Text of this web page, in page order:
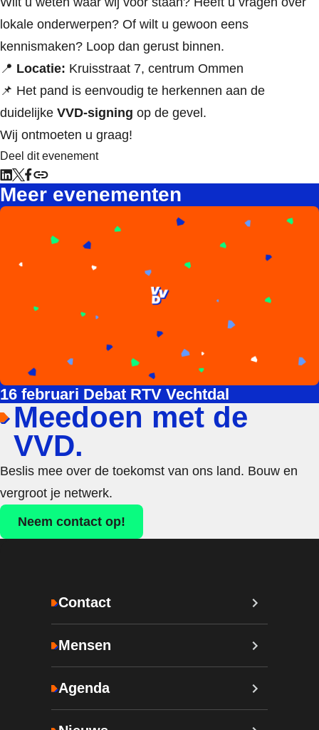
lokale onderwerpen? Of wilt u gewoon eens
kennismaken? Loop dan gerust binnen.
📍 Locatie: Kruisstraat 7, centrum Ommen
📌 Het pand is eenvoudig te herkennen aan de
duidelijke VVD-signing op de gevel.
Wij ontmoeten u graag!
Deel dit evenement
Meer evenementen
16 februari Debat RTV Vechtdal
Lee meer over 16 februari Debat RTV Vechtdal
Meedoen met de
VVD.
Beslis mee over de toekomst van ons land. Bouw en
vergroot je netwerk.
Neem contact op!
Contact
Mensen
Agenda